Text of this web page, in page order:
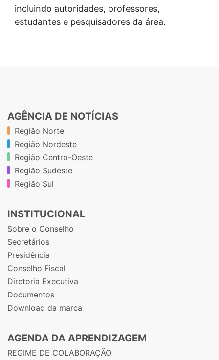
incluindo autoridades, professores,
estudantes e pesquisadores da área.
AGÊNCIA DE NOTÍCIAS
Região Norte
Região Nordeste
Região Centro-Oeste
Região Sudeste
Região Sul
INSTITUCIONAL
Sobre o Conselho
Secretários
Presidência
Conselho Fiscal
Diretoria Executiva
Documentos
Download da marca
AGENDA DA APRENDIZAGEM
REGIME DE COLABORAÇÃO